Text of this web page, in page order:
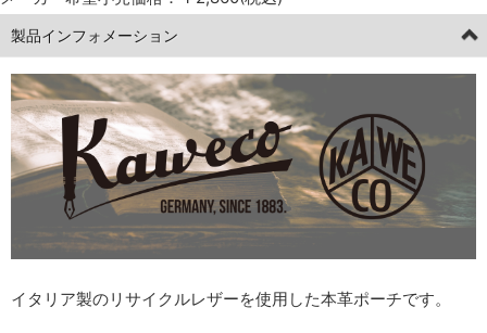
製品インフォメーション
イタリア製のリサイクルレザーを使用した本革ポーチです。